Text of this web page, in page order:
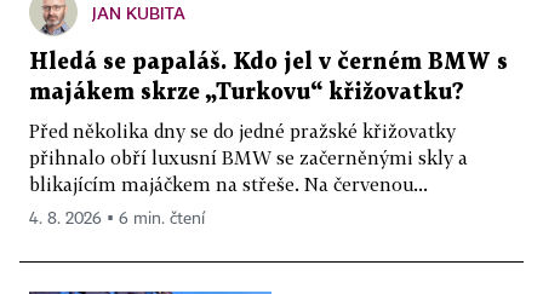
JAN KUBITA
Hledá se papaláš. Kdo jel v černém BMW s
majákem skrze „Turkovu“ křižovatku?
Před několika dny se do jedné pražské křižovatky
přihnalo obří luxusní BMW se začerněnými skly a
blikajícím majáčkem na střeše. Na červenou...
4. 8. 2026 ▪ 6 min. čtení